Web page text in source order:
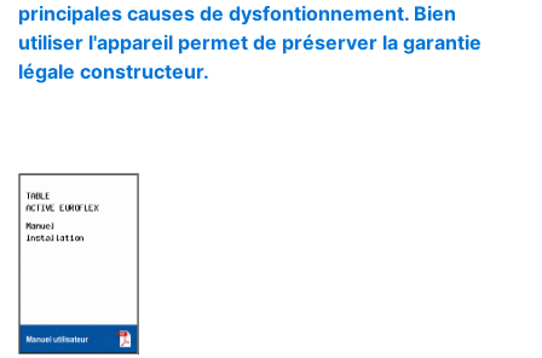
principales causes de dysfontionnement. Bien
utiliser l'appareil permet de préserver la garantie
légale constructeur.